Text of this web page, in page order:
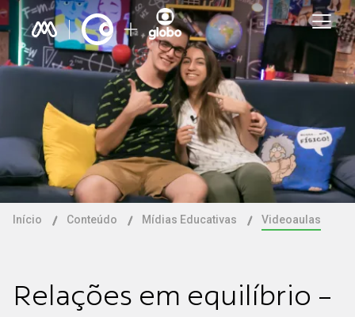
Início Conteúdo Mídias Educativas Videoaulas
Relações em equilíbrio -